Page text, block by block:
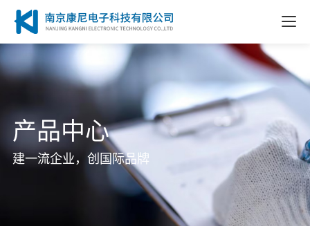
产品中心
建一流企业，创国际品牌